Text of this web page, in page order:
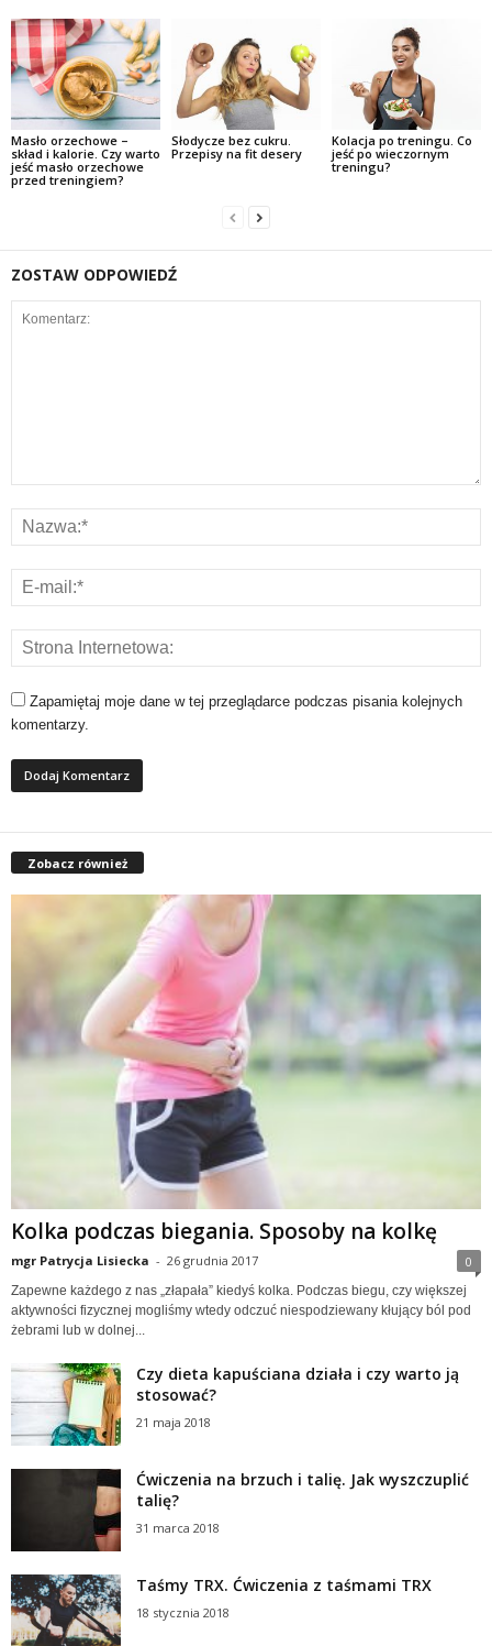
Masło orzechowe –
skład i kalorie. Czy warto
jeść masło orzechowe
przed treningiem?
Słodycze bez cukru.
Przepisy na fit desery
Kolacja po treningu. Co
jeść po wieczornym
treningu?
ZOSTAW ODPOWIEDŹ
Zapamiętaj moje dane w tej przeglądarce podczas pisania kolejnych
komentarzy.
Zobacz również
Kolka podczas biegania. Sposoby na kolkę
mgr Patrycja Lisiecka - 26 grudnia 2017 0
Zapewne każdego z nas „złapała” kiedyś kolka. Podczas biegu, czy większej
aktywności fizycznej mogliśmy wtedy odczuć niespodziewany kłujący ból pod
żebrami lub w dolnej...
Czy dieta kapuściana działa i czy warto ją
stosować?
21 maja 2018
Ćwiczenia na brzuch i talię. Jak wyszczuplić
talię?
31 marca 2018
Taśmy TRX. Ćwiczenia z taśmami TRX
18 stycznia 2018